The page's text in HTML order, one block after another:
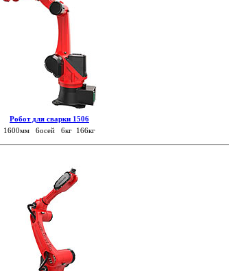
Робот для сварки 1506
1600мм 6осей 6кг 166кг